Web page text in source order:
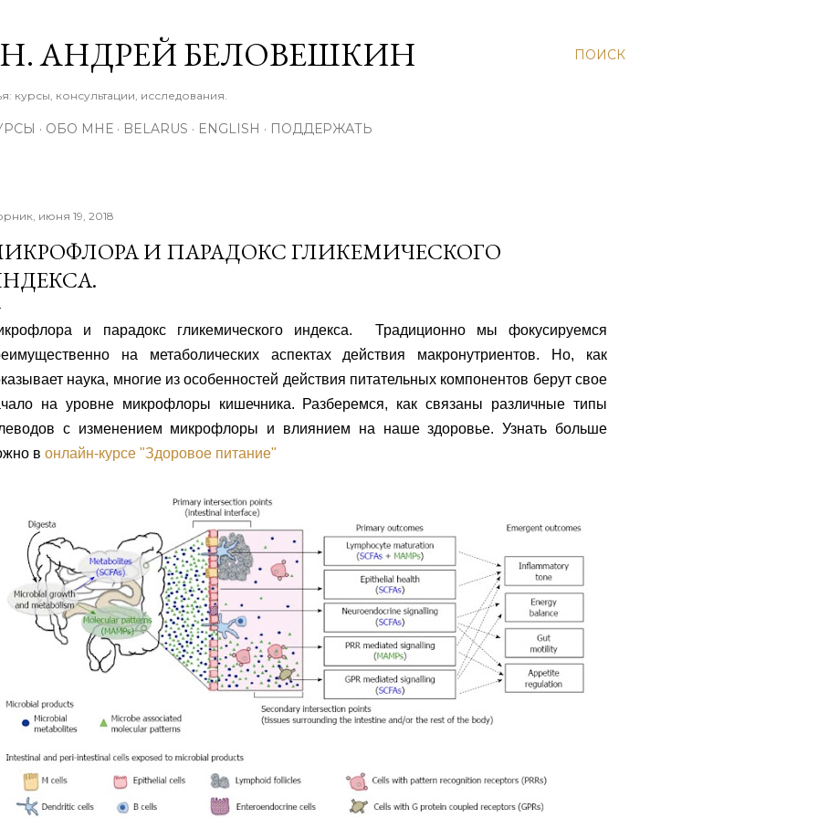
ПОИСК
АНДРЕЙ БЕЛОВЕШКИН
курсы, консультации, исследования.
ОБО МНЕ BELARUS ENGLISH ПОДДЕРЖАТЬ
июня 19, 2018
И ПАРАДОКС ГЛИКЕМИЧЕСКОГО
и парадокс гликемического индекса. Традиционно мы фокусируемся
на метаболических аспектах действия макронутриентов. Но, как
наука, многие из особенностей действия питательных компонентов берут свое
на уровне микрофлоры кишечника. Разберемся, как связаны различные типы
с изменением микрофлоры и влиянием на наше здоровье. Узнать больше
в онлайн-курсе "Здоровое питание"